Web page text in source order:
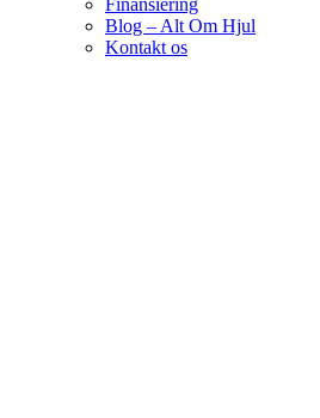
Finansiering
Blog – Alt Om Hjul
Kontakt os